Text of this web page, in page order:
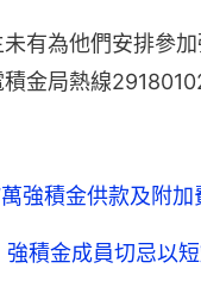
有為他們安排參
金局熱線
強積金供款及附
積金成員切忌以